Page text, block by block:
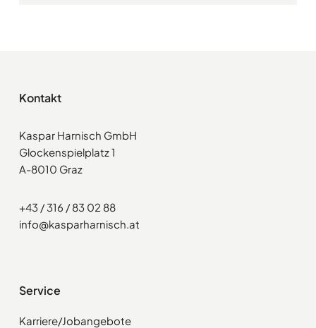
Kontakt
Kaspar Harnisch GmbH
Glockenspielplatz 1
A-8010 Graz
+43 / 316 / 83 02 88
info@kasparharnisch.at
Service
Karriere/Jobangebote